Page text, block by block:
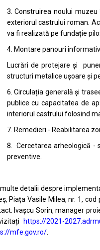
3. Construirea noului
exteriorul castrului roman.
va fi realizată pe fundație
4. Montare panouri
Lucrări de protejare și
structuri metalice ușoare și
6. Circulația generală și
publice cu capacitatea de
interiorul castrului folosind
7. Remedieri - Reabilitarea
8. Cercetarea arheologică -
preventive.
multe detalii despre
Piața Vasile Milea, nr. 1,
Ivașcu Sorin, manager
https://2021-
mfe.gov.ro/.